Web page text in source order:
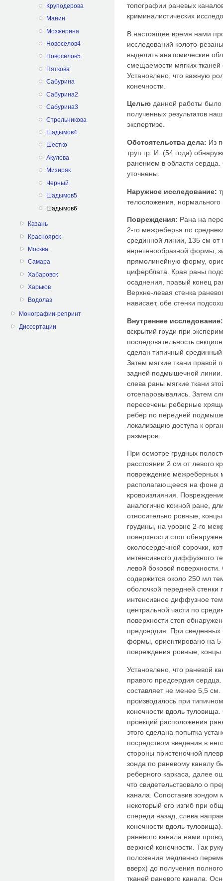
Круподерова
Манин
Мозжерина
Новоселов4
Новоселов5
Пяткова
Сабурина
Сабурина2
Сабурина3
Стрельникова
Шадымов4
Шестко
Акулова
Мизиряк
Черный
Шадымов5
Шадымов6
Казань
Красноярск
Москва
Самара
Хабаровск
Харьков
Водолаз
Монографии-репринт
Диссертации
топографии раневых
криминалистических
В настоящее время нами
исследований колото-
выделить анатомические
смещаемости мягких тканей
Установлено, что важную
конечности.
Целью данной работы было
полученных результатов
экспертизе.
Обстоятельства дела: Из
труп гр. И. (54 года)
ранением в области
уточнены.
Наружное исследование:
телосложения,
Повреждения: Рана на
2-го межреберья по
срединной линии, 135 см от
веретенообразной формы,
прямолинейную форму,
циферблата. Края раны
осаднения, правый конец
Верхне-левая стенка
нависает, обе стенки
Внутреннее
вскрытий груди при
последовательность
сделан типичный срединный
Затем мягкие ткани правой
задней подмышечной линии.
слева раны мягкие ткани
отсепаровывались. Затем
пересечены реберные
ребер по передней
локализацию доступа к
размеров.
При осмотре грудных
расстоянии 2 см от левого
повреждение межреберных
располагающееся на фоне
кровоизлияния.
аналогично кожной ране,
относительно ровные,
грудины, на уровне 2-го
поверхности стоп
околосердечной сорочки,
интенсивного диффузного
левой боковой
содержится около 250 мл
оболочкой передней стенки
интенсивное диффузное
центральной части по
поверхности стоп
предсердия. При
формы, ориентировано на 5
повреждения ровные, концы
Установлено, что раневой
правого предсердия
составляет не менее 5,5
производилось при
конечности вдоль
проекций расположения
этого сделана попытка
посредством введения в
стороны пристеночной
зонда по раневому каналу
реберного каркаса, далее
что свидетельствовало о
канала. Сопоставив зондом
некоторый его изгиб при
спереди назад, слева
конечности вдоль
раневого канала нами
верхней конечности. Так
положения медленно
вверх) до получения
тканей раневого канала.